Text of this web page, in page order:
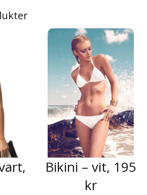
Bikini – vit, 195
kr